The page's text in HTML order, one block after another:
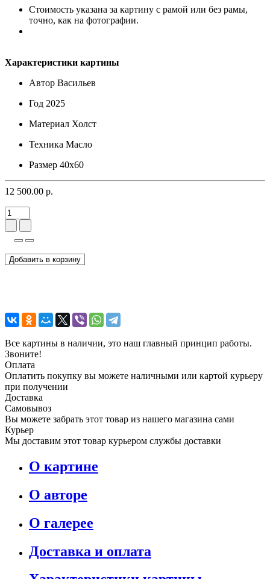
Стоимость указана за картину с рамой или без рамы,
точно, как на фотографии.
Характеристики картины
Автор Васильев
Год 2025
Материал Холст
Техника Масло
Размер 40х60
12 500.00 р.
Добавить в корзину
Все картины в наличии, это наш главный принцип работы.
Звоните!
Оплата
Оплатить покупку вы можете наличными или картой курьеру
при получении
Доставка
Самовывоз
Вы можете забрать этот товар из нашего магазина сами
Курьер
Мы доставим этот товар курьером службы доставки
О картине
О авторе
О галерее
Доставка и оплата